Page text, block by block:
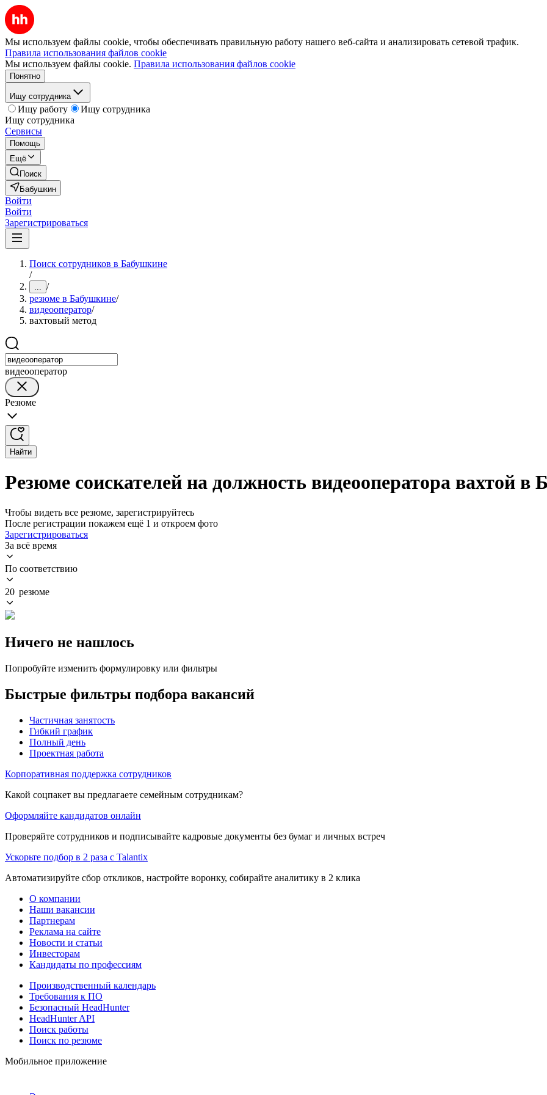
Мы используем файлы cookie, чтобы обеспечивать правильную работу нашего веб-сайта и анализировать сетевой трафик.
Правила использования файлов cookie
Мы используем файлы cookie. Правила использования файлов cookie
Понятно
Ищу сотрудника
Ищу работу
Ищу сотрудника
Ищу сотрудника
Сервисы
Помощь
Ещё
Поиск
Бабушкин
Войти
Войти
Зарегистрироваться
Поиск сотрудников в Бабушкине
/
... /
резюме в Бабушкине/
видеооператор/
вахтовый метод
видеооператор
Резюме
Найти
Резюме соискателей на должность видеооператора вахтой в
Чтобы видеть все резюме, зарегистрируйтесь
После регистрации покажем ещё 1 и откроем фото
Зарегистрироваться
За всё время
По соответствию
20 резюме
Ничего не нашлось
Попробуйте изменить формулировку или фильтры
Быстрые фильтры подбора вакансий
Частичная занятость
Гибкий график
Полный день
Проектная работа
Корпоративная поддержка сотрудников
Какой соцпакет вы предлагаете семейным сотрудникам?
Оформляйте кандидатов онлайн
Проверяйте сотрудников и подписывайте кадровые документы без бумаг и личных встреч
Ускорьте подбор в 2 раза с Talantix
Автоматизируйте сбор откликов, настройте воронку, собирайте аналитику в 2 клика
О компании
Наши вакансии
Партнерам
Реклама на сайте
Новости и статьи
Инвесторам
Кандидаты по профессиям
Производственный календарь
Требования к ПО
Безопасный HeadHunter
HeadHunter API
Поиск работы
Поиск по резюме
Мобильное приложение